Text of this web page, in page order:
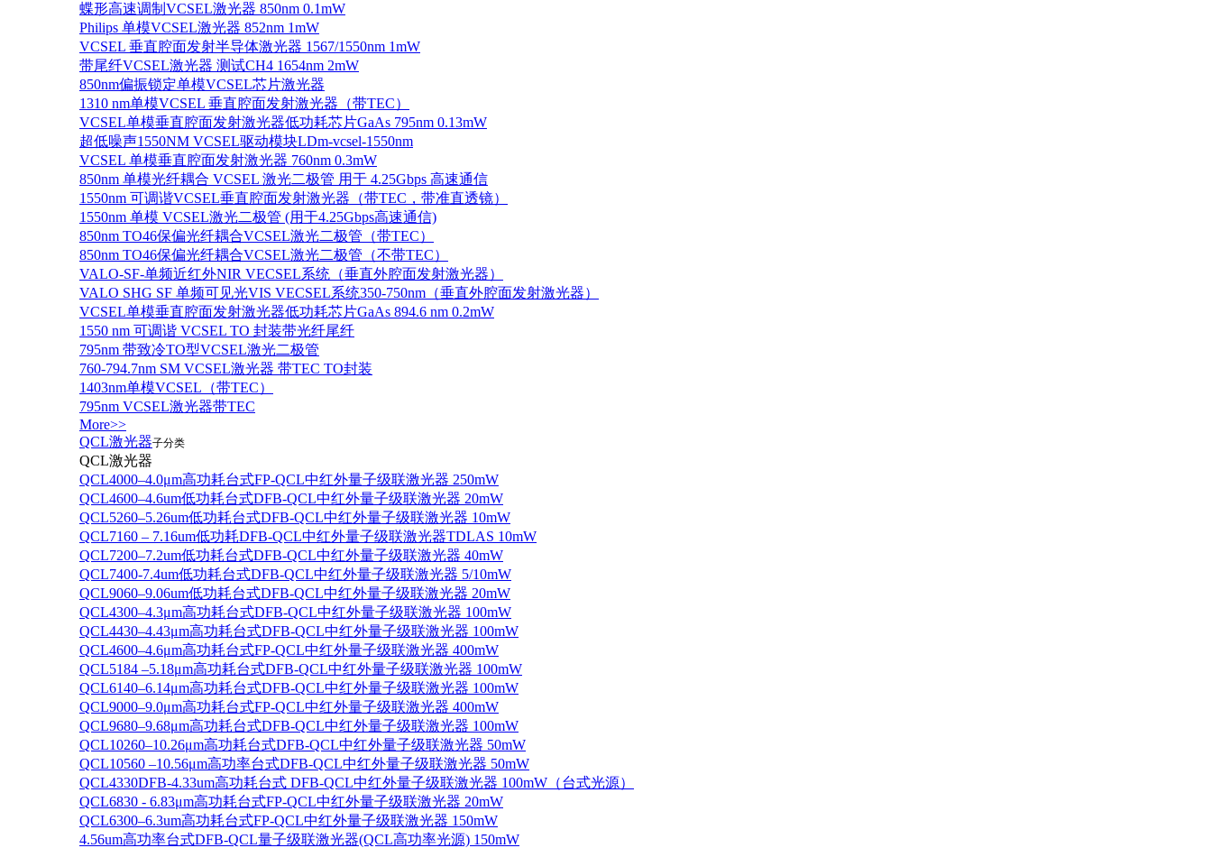
蝶形高速调制VCSEL激光器 850nm 0.1mW
Philips 单模VCSEL激光器 852nm 1mW
VCSEL 垂直腔面发射半导体激光器 1567/1550nm 1mW
带尾纤VCSEL激光器 测试CH4 1654nm 2mW
850nm偏振锁定单模VCSEL芯片激光器
1310 nm单模VCSEL 垂直腔面发射激光器（带TEC）
VCSEL单模垂直腔面发射激光器低功耗芯片GaAs 795nm 0.13mW
超低噪声1550NM VCSEL驱动模块LDm-vcsel-1550nm
VCSEL 单模垂直腔面发射激光器 760nm 0.3mW
850nm 单模光纤耦合 VCSEL 激光二极管 用于 4.25Gbps 高速通信
1550nm 可调谐VCSEL垂直腔面发射激光器（带TEC，带准直透镜）
1550nm 单模 VCSEL激光二极管 (用于4.25Gbps高速通信)
850nm TO46保偏光纤耦合VCSEL激光二极管（带TEC）
850nm TO46保偏光纤耦合VCSEL激光二极管（不带TEC）
VALO-SF-单频近红外NIR VECSEL系统（垂直外腔面发射激光器）
VALO SHG SF 单频可见光VIS VECSEL系统350-750nm（垂直外腔面发射激光器）
VCSEL单模垂直腔面发射激光器低功耗芯片GaAs 894.6 nm 0.2mW
1550 nm 可调谐 VCSEL TO 封装带光纤尾纤
795nm 带致冷TO型VCSEL激光二极管
760-794.7nm SM VCSEL激光器 带TEC TO封装
1403nm单模VCSEL（带TEC）
795nm VCSEL激光器带TEC
More>>
QCL激光器子分类
QCL激光器
QCL4000–4.0μm高功耗台式FP-QCL中红外量子级联激光器 250mW
QCL4600–4.6um低功耗台式DFB-QCL中红外量子级联激光器 20mW
QCL5260–5.26um低功耗台式DFB-QCL中红外量子级联激光器 10mW
QCL7160 – 7.16um低功耗DFB-QCL中红外量子级联激光器TDLAS 10mW
QCL7200–7.2um低功耗台式DFB-QCL中红外量子级联激光器 40mW
QCL7400-7.4um低功耗台式DFB-QCL中红外量子级联激光器 5/10mW
QCL9060–9.06um低功耗台式DFB-QCL中红外量子级联激光器 20mW
QCL4300–4.3μm高功耗台式DFB-QCL中红外量子级联激光器 100mW
QCL4430–4.43μm高功耗台式DFB-QCL中红外量子级联激光器 100mW
QCL4600–4.6μm高功耗台式FP-QCL中红外量子级联激光器 400mW
QCL5184 –5.18μm高功耗台式DFB-QCL中红外量子级联激光器 100mW
QCL6140–6.14μm高功耗台式DFB-QCL中红外量子级联激光器 100mW
QCL9000–9.0μm高功耗台式FP-QCL中红外量子级联激光器 400mW
QCL9680–9.68μm高功耗台式DFB-QCL中红外量子级联激光器 100mW
QCL10260–10.26μm高功耗台式DFB-QCL中红外量子级联激光器 50mW
QCL10560 –10.56μm高功率台式DFB-QCL中红外量子级联激光器 50mW
QCL4330DFB-4.33um高功耗台式 DFB-QCL中红外量子级联激光器 100mW（台式光源）
QCL6830 - 6.83μm高功耗台式FP-QCL中红外量子级联激光器 20mW
QCL6300–6.3um高功耗台式FP-QCL中红外量子级联激光器 150mW
4.56um高功率台式DFB-QCL量子级联激光器(QCL高功率光源) 150mW